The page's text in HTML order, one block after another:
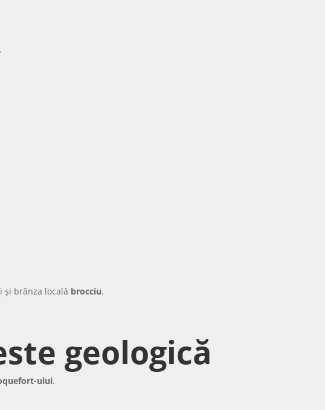
și brânza locală brocciu.
geologică
ului.